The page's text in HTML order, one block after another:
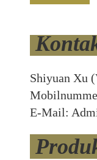
Shiyuan Xu
E-Mail: